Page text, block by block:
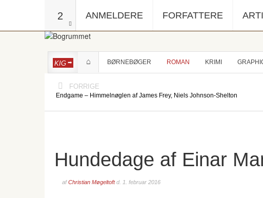
2 ANMELDERE FORFATTERE
KIG BØRNEBØGER ROMAN KRIMI
FORRIGE
Endgame – Himmelnøglen af James Frey, Niels Johnson-Shelton
Hundedage af Einar
afChristian Møgeltoftd. 1. februar 2016